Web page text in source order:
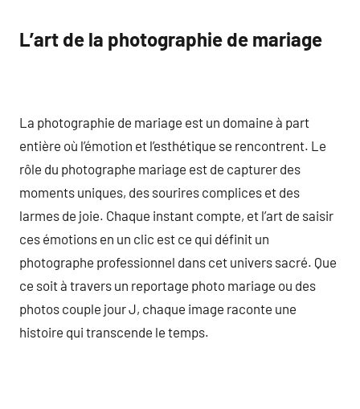
L’art de la photographie de mariage
La photographie de mariage est un domaine à part
entière où l’émotion et l’esthétique se rencontrent. Le
rôle du photographe mariage est de capturer des
moments uniques, des sourires complices et des
larmes de joie. Chaque instant compte, et l’art de saisir
ces émotions en un clic est ce qui définit un
photographe professionnel dans cet univers sacré. Que
ce soit à travers un reportage photo mariage ou des
photos couple jour J, chaque image raconte une
histoire qui transcende le temps.